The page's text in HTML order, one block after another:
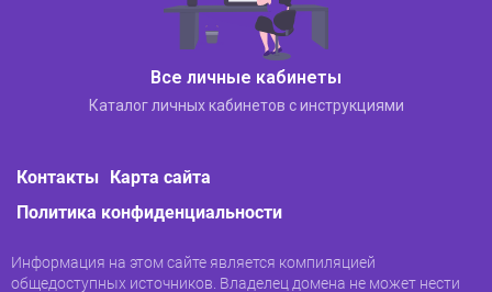
Все личные кабинеты
Каталог личных кабинетов с инструкциями
Контакты Карта сайта
Политика конфиденциальности
Информация на этом сайте является компиляцией
общедоступных источников. Владелец домена не может нести